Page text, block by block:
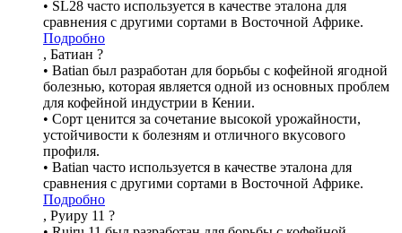
• SL28 часто используется в качестве эталона для
сравнения с другими сортами в Восточной Африке.
Подробно
, Батиан ?
• Batian был разработан для борьбы с кофейной ягодной
болезнью, которая является одной из основных проблем
для кофейной индустрии в Кении.
• Сорт ценится за сочетание высокой урожайности,
устойчивости к болезням и отличного вкусового
профиля.
• Batian часто используется в качестве эталона для
сравнения с другими сортами в Восточной Африке.
Подробно
, Руиру 11 ?